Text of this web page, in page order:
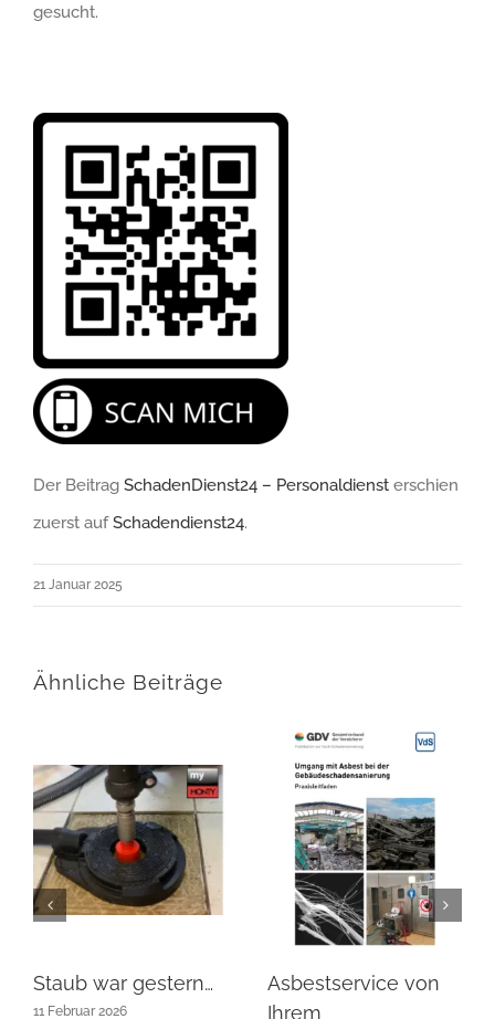
gesucht.
Der Beitrag SchadenDienst24 – Personaldienst erschien
zuerst aufSchadendienst24.
21 Januar 2025
Ähnliche Beiträge
Staub war gestern…
11 Februar 2026
Asbestservice von
Ihrem